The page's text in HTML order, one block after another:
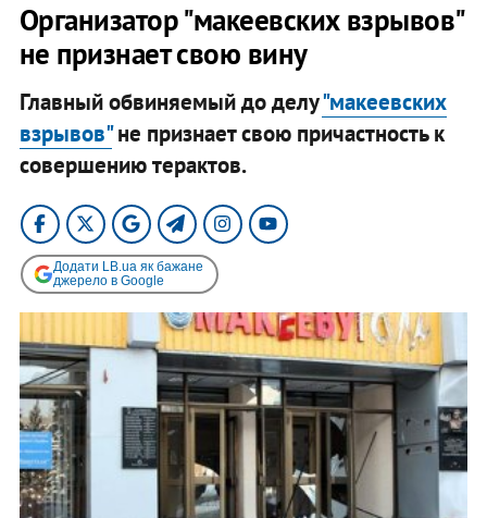
Организатор "макеевских взрывов"
не признает свою вину
Главный обвиняемый до делу"макеевских
взрывов"не признает свою причастность к
совершению терактов.
Додати LB.ua як бажане
джерело в Google